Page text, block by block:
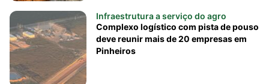
Infraestrutura a serviço do agro
Complexo logístico com pista de pouso
deve reunir mais de 20 empresas em
Pinheiros